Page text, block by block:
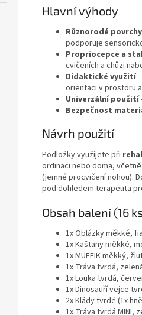
Hlavní výhody
Různorodé povrchy
podporuje
Propriocepce a
cvičeních a chůzi
Didaktické využití
orientaci v prostoru
Univerzální použití
Bezpečnost
Návrh použití
Podložky využijete při
ordinaci nebo doma,
(jemné procvičení nohou).
pod dohledem terapeuta
Obsah balení (16
1x Oblázky měkké,
1x Kaštany měkké,
1x MUFFIK měkký,
1x Tráva tvrdá,
1x Louka tvrdá,
1x Dinosauří vejce
2x Klády tvrdé (1x
1x Tráva tvrdá MINI,